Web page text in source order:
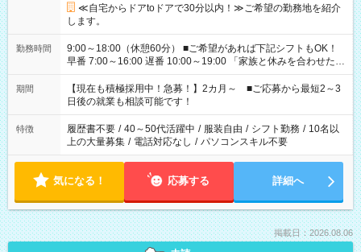
≪自宅からドアtoドアで30分以内！≫ご希望の勤務地を紹介
します。
勤務時間
9:00～18:00（休憩60分） ■ご希望があれば下記シフトもOK！
早番 7:00～16:00 遅番 10:00～19:00 「家族と休みを合わせた
い」 「余裕を持って夕飯の準備がしたい」 「できれば残業はし
たくない」 など、ご希望を教えてくださいね。 ※Wワーク希望
の方へ 今ご覧のお仕事で希望する勤務時間と、もう1つのお仕事
の勤務時間。 合計で週40時間を超える場合は応募できません。
期間
【現在も積極採用中！急募！】2カ月～ ■ご応募から最短2～3
日後の就業も相談可能です！
特徴 履歴書不要 / 40～50代活躍中 / 服装自由 / シフト勤務 / 10名以
上の大量募集 / 電話対応なし / パソコンスキル不要
気になる！ 応募する 詳細へ
掲載日：2026.08.06